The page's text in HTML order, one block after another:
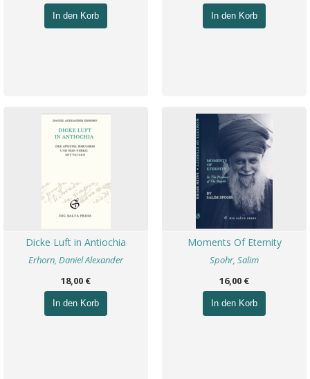
In den Korb In den Korb
Dicke Luft in Antiochia
Erhorn, Daniel Alexander
18,00 €
In den Korb
Moments Of Eternity
Spohr, Salim
16,00 €
In den Korb